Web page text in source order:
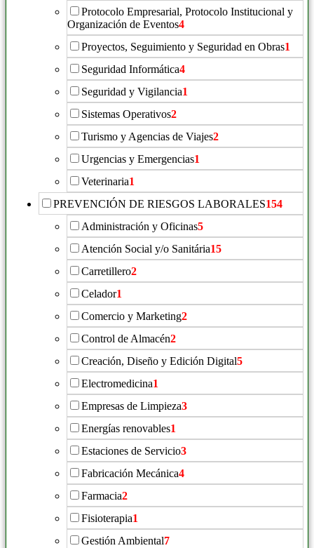
Protocolo Empresarial, Protocolo Institucional y
Organización de Eventos4
Proyectos, Seguimiento y Seguridad en Obras1
Seguridad Informática4
Seguridad y Vigilancia1
Sistemas Operativos2
Turismo y Agencias de Viajes2
Urgencias y Emergencias1
Veterinaria1
PREVENCIÓN DE RIESGOS LABORALES154
Administración y Oficinas5
Atención Social y/o Sanitária15
Carretillero2
Celador1
Comercio y Marketing2
Control de Almacén2
Creación, Diseño y Edición Digital5
Electromedicina1
Empresas de Limpieza3
Energías renovables1
Estaciones de Servicio3
Fabricación Mecánica4
Farmacia2
Fisioterapia1
Gestión Ambiental7